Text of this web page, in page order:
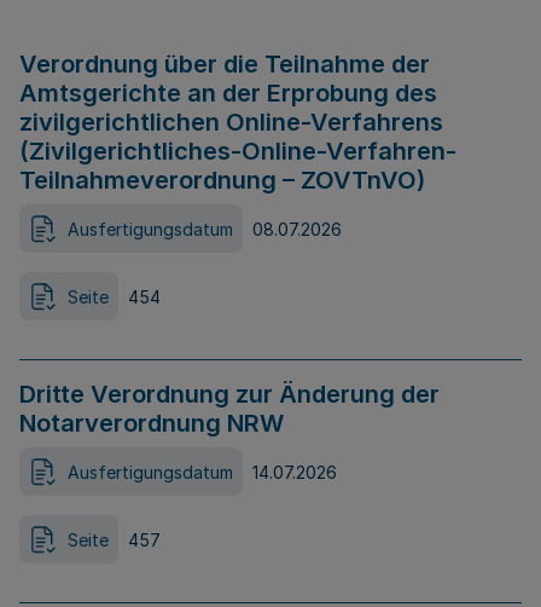
Verordnung über die Teilnahme der
Amtsgerichte an der Erprobung des
zivilgerichtlichen Online-Verfahrens
(Zivilgerichtliches-Online-Verfahren-
Teilnahmeverordnung – ZOVTnVO)
Ausfertigungsdatum 08.07.2026
Seite 454
Dritte Verordnung zur Änderung der
Notarverordnung NRW
Ausfertigungsdatum 14.07.2026
Seite 457